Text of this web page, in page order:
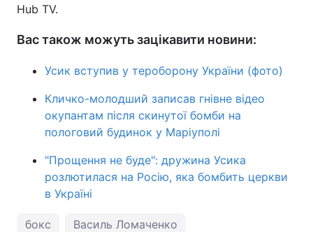
Hub TV.
Вас також можуть зацікавити новини:
Усик вступив у тероборону України (фото)
Кличко-молодший записав гнівне відео
окупантам після скинутої бомби на
пологовий будинок у Маріуполі
"Прощення не буде": дружина Усика
розлютилася на Росію, яка бомбить церкви
в Україні
бокс Василь Ломаченко